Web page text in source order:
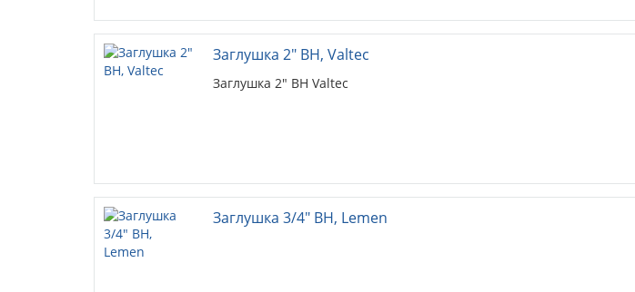
Заглушка 2" ВН, Valtec
Заглушка 2" ВН Valtec
Заглушка 3/4" ВН, Lemen